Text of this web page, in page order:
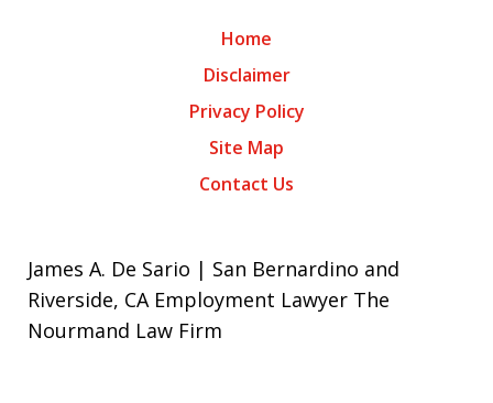
Home
Disclaimer
Privacy Policy
Site Map
Contact Us
James A. De Sario | San Bernardino and
Riverside, CA Employment Lawyer The
Nourmand Law Firm